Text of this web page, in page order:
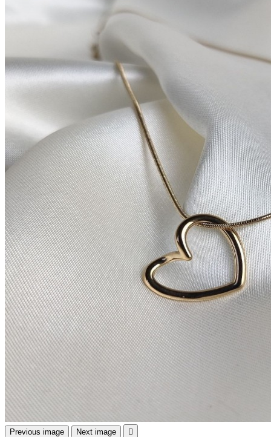
Previous image Next image 